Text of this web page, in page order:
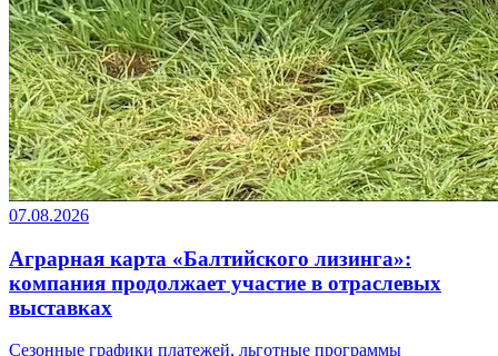
07.08.2026
Аграрная карта «Балтийского лизинга»:
компания продолжает участие в отраслевых
выставках
Сезонные графики платежей, льготные программы